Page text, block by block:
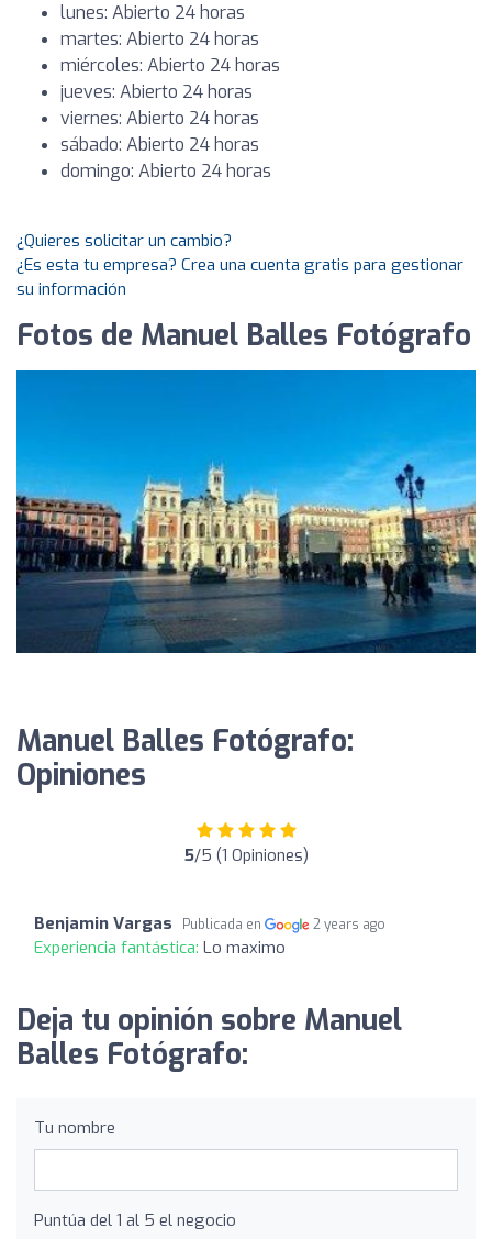
lunes: Abierto 24 horas
martes: Abierto 24 horas
miércoles: Abierto 24 horas
jueves: Abierto 24 horas
viernes: Abierto 24 horas
sábado: Abierto 24 horas
domingo: Abierto 24 horas
¿Quieres solicitar un cambio?
¿Es esta tu empresa? Crea una cuenta gratis para gestionar
su información
Fotos de Manuel Balles Fotógrafo
Manuel Balles Fotógrafo:
Opiniones
5/5 (1 Opiniones)
Benjamin Vargas Publicada en 2 years ago
Experiencia fantástica: Lo maximo
Deja tu opinión sobre Manuel
Balles Fotógrafo:
Tu nombre
Puntúa del 1 al 5 el negocio